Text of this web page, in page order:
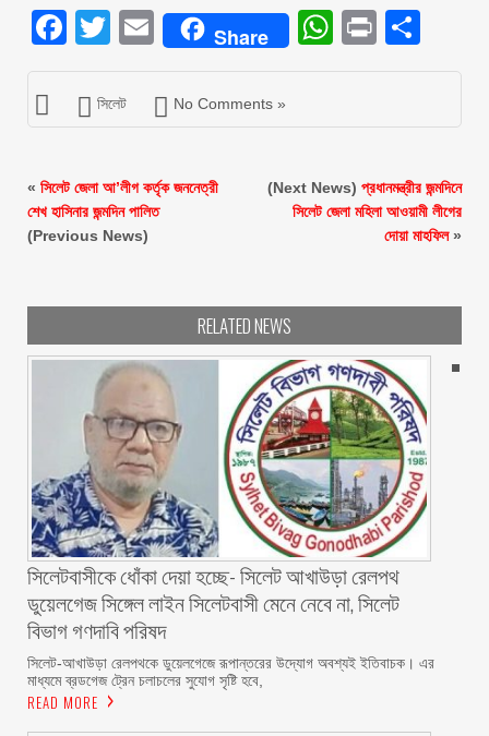
Facebook
Twitter
EmailShare Print
সিলেট No Comments »
« সিলেট জেলা আ’লীগ কর্তৃক জননেত্রী
শেখ হাসিনার জন্মদিন পালিত
(Previous News)
(Next News) প্রধানমন্ত্রীর জন্মদিনে
সিলেট জেলা মহিলা আওয়ামী লীগের
দোয়া মাহফিল»
RELATED NEWS
‎সিলেটবাসীকে ধোঁকা দেয়া হচ্ছে- সিলেট আখাউড়া রেলপথ
ডুয়েলগেজ সিঙ্গেল লাইন সিলেটবাসী মেনে নেবে না, সিলেট
বিভাগ গণদাবি পরিষদ
‎​সিলেট-আখাউড়া রেলপথকে ডুয়েলগেজে রূপান্তরের উদ্যোগ অবশ্যই ইতিবাচক। এর
মাধ্যমে ব্রডগেজ ট্রেন চলাচলের সুযোগ সৃষ্টি হবে,
READ MORE